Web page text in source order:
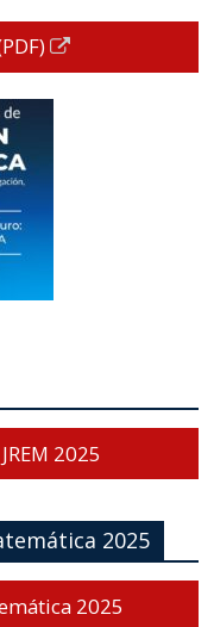
2025
2025
2025